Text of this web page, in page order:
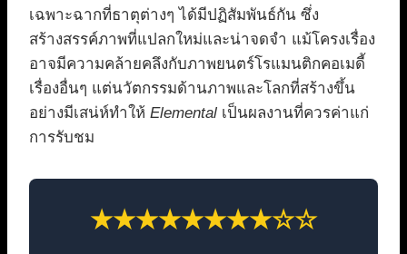
เฉพาะฉากที่ธาตุต่างๆ ได้มีปฏิสัมพันธ์กัน ซึ่ง
สร้างสรรค์ภาพที่แปลกใหม่และน่าจดจำ แม้โครงเรื่อง
อาจมีความคล้ายคลึงกับภาพยนตร์โรแมนติกคอเมดี้
เรื่องอื่นๆ แต่นวัตกรรมด้านภาพและโลกที่สร้างขึ้น
อย่างมีเสน่ห์ทำให้ Elemental เป็นผลงานที่ควรค่าแก่
การรับชม
★★★★★★★★☆☆